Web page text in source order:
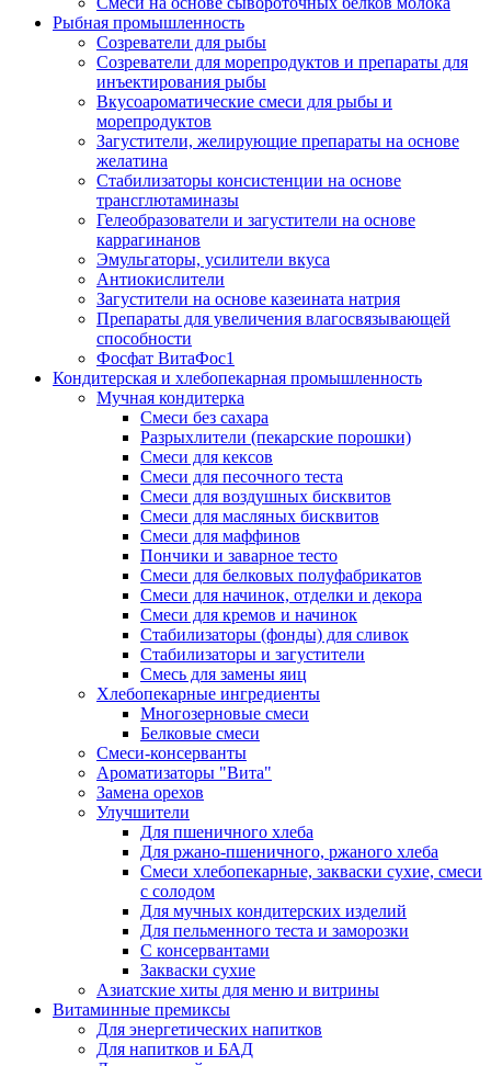
Рыбная промышленность
Созреватели для рыбы
Созреватели для морепродуктов и препараты для
инъектирования рыбы
Вкусоароматические смеси для рыбы и
морепродуктов
Загустители, желирующие препараты на основе
желатина
Стабилизаторы консистенции на основе
трансглютаминазы
Гелеобразователи и загустители на основе
каррагинанов
Эмульгаторы, усилители вкуса
Антиокислители
Загустители на основе казеината натрия
Препараты для увеличения влагосвязывающей
способности
Фосфат ВитаФос1
Кондитерская и хлебопекарная промышленность
Мучная кондитерка
Смеси без сахара
Разрыхлители (пекарские порошки)
Смеси для кексов
Смеси для песочного теста
Смеси для воздушных бисквитов
Смеси для масляных бисквитов
Смеси для маффинов
Пончики и заварное тесто
Cмеси для белковых полуфабрикатов
Смеси для начинок, отделки и декора
Смеси для кремов и начинок
Стабилизаторы (фонды) для сливок
Стабилизаторы и загустители
Смесь для замены яиц
Хлебопекарные ингредиенты
Многозерновые смеси
Белковые смеси
Смеси-консерванты
Ароматизаторы "Вита"
Замена орехов
Улучшители
Для пшеничного хлеба
Для ржано-пшеничного, ржаного хлеба
Смеси хлебопекарные, закваски сухие, смеси
с солодом
Для мучных кондитерских изделий
Для пельменного теста и заморозки
С консервантами
Закваски сухие
Азиатские хиты для меню и витрины
Витаминные премиксы
Для энергетических напитков
Для напитков и БАД